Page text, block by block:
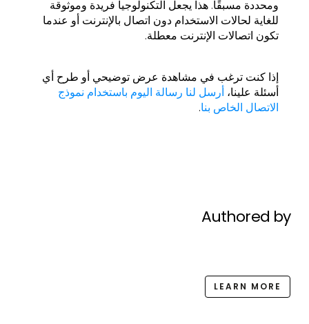
ومحددة مسبقًا. هذا يجعل التكنولوجيا فريدة وموثوقة
للغاية لحالات الاستخدام دون اتصال بالإنترنت أو عندما
تكون اتصالات الإنترنت معطلة.
إذا كنت ترغب في مشاهدة عرض توضيحي أو طرح أي
أسئلة علينا،أرسل لنا رسالة اليوم باستخدام نموذج
الاتصال الخاص بنا.
Authored by
LEARN MORE